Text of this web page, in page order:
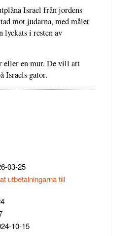
Israel från jordens
mot judarna, med målet
lyckats i resten av
eller en mur. De vill att
Israels gator.
03-25
utbetalningarna till
10-15